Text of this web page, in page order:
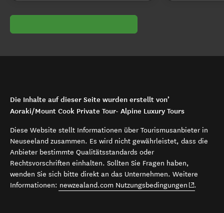
Die Inhalte auf dieser Seite wurden erstellt von’
Aoraki/Mount Cook Private Tour- Alpine Luxury Tours
Diese Website stellt Informationen über Tourismusanbieter in
Neuseeland zusammen. Es wird nicht gewährleistet, dass die
Anbieter bestimmte Qualitätsstandards oder
Rechtsvorschriften einhalten. Sollten Sie Fragen haben,
wenden Sie sich bitte direkt an das Unternehmen. Weitere
Informationen: newzealand.com Nutzungsbedingungen (opens in
.